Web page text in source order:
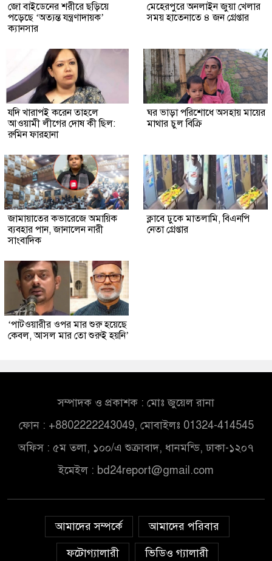
জো বাইডেনের শরীরে ছড়িয়ে
পড়েছে ‘অত্যন্ত যন্ত্রণাদায়ক’
ক্যানসার
মেহেরপুরে অনলাইন জুয়া খেলার
সময় হাতেনাতে ৪ জন গ্রেপ্তার
যদি খারাপই করেন তাহলে
আওয়ামী লীগের দোষ কী ছিল:
রুমিন ফারহানা
ঘর ভাড়া পরিশোধে অসহায় মায়ের
মাথার চুল বিক্রি
জামায়াতের কভারেজে অমায়িক
ব্যবহার পান, জানালেন নারী
সাংবাদিক
ক্লাবে ঢুকে মাতলামি, বিএনপি
নেতা গ্রেপ্তার
‘পাটওয়ারীর ওপর মার শুরু হয়েছে
কেবল, আসল মার তো শুরুই হয়নি’
সম্পাদক ও প্রকাশক : মোঃ জুয়েল রানা
ফোন : +8802222243049, মোবাইলঃ 01324-414545
অফিস : ৫ম তলা, ১০০/এ শুক্রাবাদ, ধানমন্ডি, ঢাকা-১২০৭
ইমেইল : bd24report@gmail.com
আমাদের সম্পর্কে
আমাদের পরিবার
ফটোগ্যালারী
ভিডিও গ্যালারী